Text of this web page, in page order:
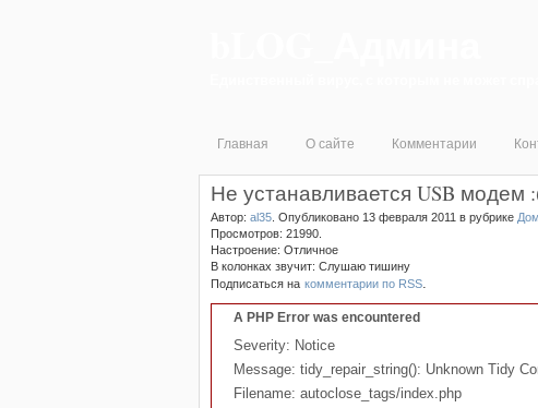
Главная О сайте Комментарии
Не устанавливается USB модем
Автор: al35 Опубликовано 13 февраля 2011 в рубрике Дом
Просмотров: 21990.
Настроение: Отличное
В колонках звучит: Слушаю тишину
Подписаться на комментарии по RSS.
A PHP Error was encountered
Severity: Notice
Message: tidy_repair_string(): Unknown Tidy
Filename: autoclose_tags/index.php